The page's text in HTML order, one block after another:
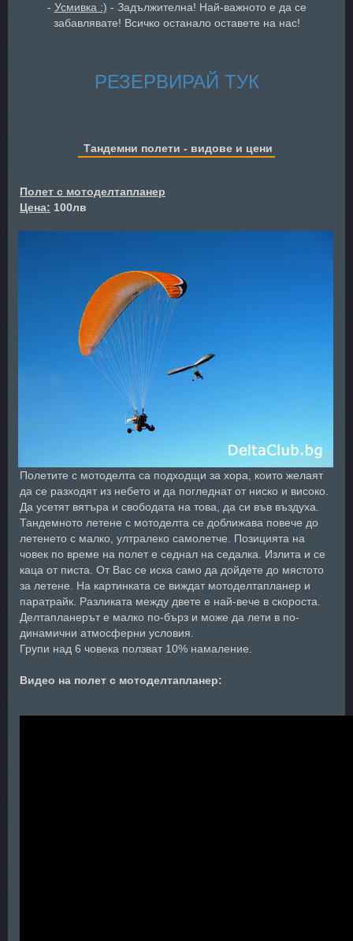
- Усмивка :) - Задължителна! Най-важното е да се
забавлявате! Всичко останало оставете на нас!
РЕЗЕРВИРАЙ ТУК
Тандемни полети - видове и цени
Полет с мотоделтапланер
Цена: 100лв
Полетите с мотоделта са подходщи за хора, които желаят
да се разходят из небето и да погледнат от ниско и високо.
Да усетят вятъра и свободата на това, да си във въздуха.
Тандемното летене с мотоделта се доближава повече до
летенето с малко, ултралеко самолетче. Позицията на
човек по време на полет е седнал на седалка. Излита и се
каца от писта. От Вас се иска само да дойдете до мястото
за летене. На картинката се виждат мотоделтапланер и
паратрайк. Разликата между двете е най-вече в скороста.
Делтапланерът е малко по-бърз и може да лети в по-
динамични атмосферни условия.
Групи над 6 човека ползват 10% намаление.
Видео на полет с мотоделтапланер: